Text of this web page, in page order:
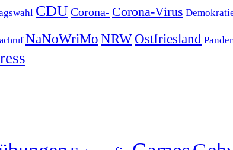
CDUCorona- Corona-Virus
NaNoWriMo NRWOstfriesland